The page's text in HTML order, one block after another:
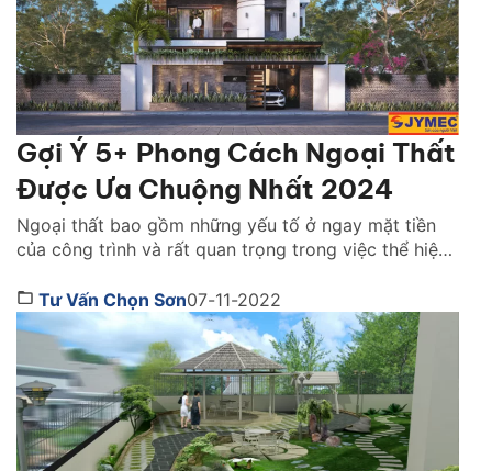
Gợi Ý 5+ Phong Cách Ngoại Thất
Được Ưa Chuộng Nhất 2024
Ngoại thất bao gồm những yếu tố ở ngay mặt tiền
của công trình và rất quan trọng trong việc thể hiện
thăm. Ngoài việc ảnh hưởng tới phong thủy và cuộc
sống hàng ngày của chủ nhà, phong cách thiết kế
ngoại thất […]
Tư Vấn Chọn Sơn07-11-2022